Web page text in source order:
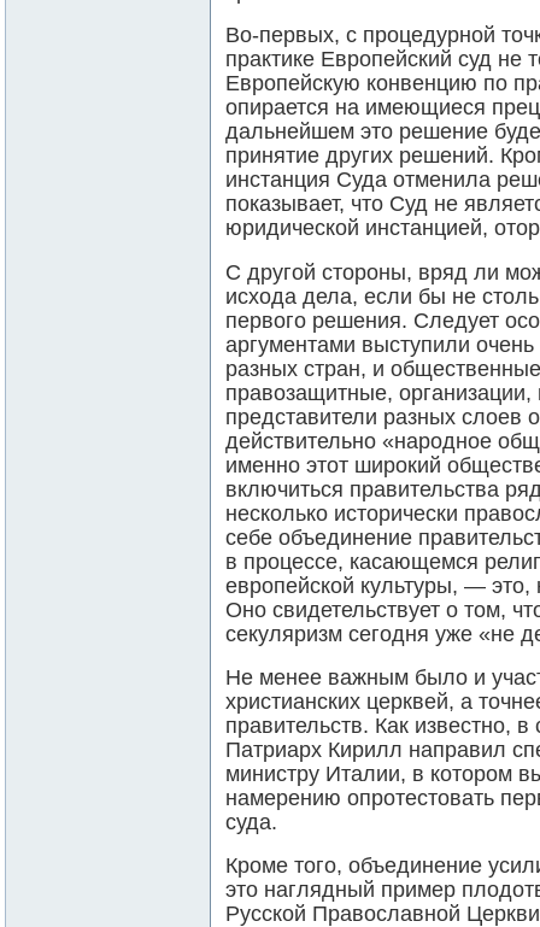
Во-первых, с процедурной
практике Европейский суд не
Европейскую конвенцию по
опирается на имеющиеся
дальнейшем это решение
принятие других решений.
инстанция Суда отменила
показывает, что Суд не
юридической инстанцией,
С другой стороны, вряд ли
исхода дела, если бы не
первого решения. Следует
аргументами выступили
разных стран, и
правозащитные,
представители разных слоев
действительно «народное
именно этот широкий
включиться правительства
несколько исторически
себе объединение
в процессе, касающемся
европейской культуры, ― это,
Оно свидетельствует о том,
секуляризм сегодня уже «не
Не менее важным было и
христианских церквей, а
правительств. Как известно,
Патриарх Кирилл направил
министру Италии, в котором
намерению опротестовать
суда.
Кроме того, объединение
это наглядный пример
Русской Православной